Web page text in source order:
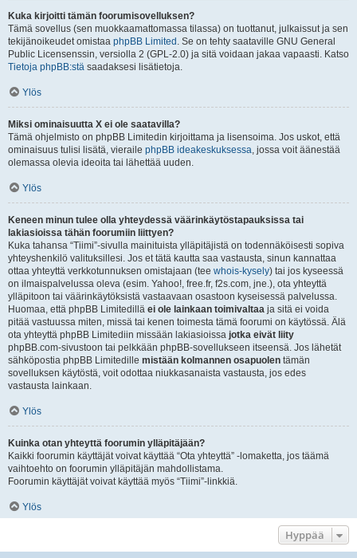
Kuka kirjoitti tämän foorumisovelluksen?
Tämä sovellus (sen muokkaamattomassa tilassa) on tuottanut, julkaissut ja sen
tekijänoikeudet omistaa phpBB Limited . Se on tehty saataville GNU General
Public Licensenssin, versiolla 2 (GPL-2.0) ja sitä voidaan jakaa vapaasti. Katso
Tietoja phpBB:stä saadaksesi lisätietoja.
Ylös
Miksi ominaisuutta X ei ole saatavilla?
Tämä ohjelmisto on phpBB Limitedin kirjoittama ja lisensoima. Jos uskot, että
ominaisuus tulisi lisätä, vieraile phpBB ideakeskuksessa, jossa voit äänestää
olemassa olevia ideoita tai lähettää uuden.
Ylös
Keneen minun tulee olla yhteydessä väärinkäytöstapauksissa tai
lakiasioissa tähän foorumiin liittyen?
Kuka tahansa “Tiimi”-sivulla mainituista ylläpitäjistä on todennäköisesti sopiva
yhteyshenkilö valituksillesi. Jos et tätä kautta saa vastausta, sinun kannattaa
ottaa yhteyttä verkkotunnuksen omistajaan (tee whois-kysely) tai jos kyseessä
on ilmaispalvelussa oleva (esim. Yahoo!, free.fr, f2s.com, jne.), ota yhteyttä
ylläpitoon tai väärinkäytöksistä vastaavaan osastoon kyseisessä palvelussa.
Huomaa, että phpBB Limitedillä ei ole lainkaan toimivaltaa ja sitä ei voida
pitää vastuussa miten, missä tai kenen toimesta tämä foorumi on käytössä. Älä
ota yhteyttä phpBB Limitediin missään lakiasioissa jotka eivät liity
phpBB.com-sivustoon tai pelkkään phpBB-sovellukseen itseensä. Jos lähetät
sähköpostia phpBB Limitedille mistään kolmannen osapuolen tämän
sovelluksen käytöstä, voit odottaa niukkasanaista vastausta, jos edes
vastausta lainkaan.
Ylös
Kuinka otan yhteyttä foorumin ylläpitäjään?
Kaikki foorumin käyttäjät voivat käyttää “Ota yhteyttä” -lomaketta, jos täämä
vaihtoehto on foorumin ylläpitäjän mahdollistama.
Foorumin käyttäjät voivat käyttää myös “Tiimi”-linkkiä.
Ylös
Hyppää